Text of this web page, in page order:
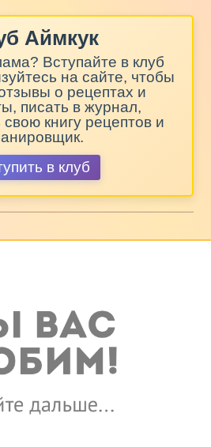
Аймкук
Вступайте в клуб
на сайте, чтобы
о рецептах и
писать в журнал,
свою книгу рецептов и
в клуб